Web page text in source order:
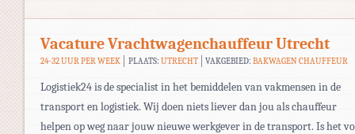
Vacature Vrachtwagenchauffeur Utrecht
24-32 UUR PER WEEK PLAATS: UTRECHT VAKGEBIED:BAKWAGEN CHAUFFEUR
Logistiek24 is de specialist in het bemiddelen van vakmensen in de
transport en logistiek. Wij doen niets liever dan jou als chauffeur
helpen op weg naar jouw nieuwe werkgever in de transport. Is het